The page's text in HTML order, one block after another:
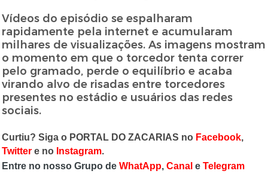
Vídeos do episódio se espalharam
rapidamente pela internet e acumularam
milhares de visualizações. As imagens mostram
o momento em que o torcedor tenta correr
pelo gramado, perde o equilíbrio e acaba
virando alvo de risadas entre torcedores
presentes no estádio e usuários das redes
sociais.
Curtiu? Siga o PORTAL DO ZACARIAS no Facebook,
Twitter e no Instagram.
Entre no nosso Grupo deWhatApp,Canal eTelegram